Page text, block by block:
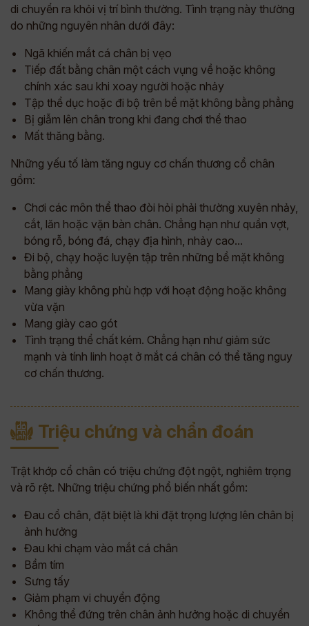
di chuyển ra khỏi vị trí bình thường. Tình trạng này thường
do những nguyên nhân dưới đây:
Ngã khiến mắt cá chân bị vẹo
Tiếp đất bằng chân một cách vụng về hoặc không
chính xác sau khi xoay người hoặc nhảy
Tập thể dục hoặc đi bộ trên bề mặt không bằng phẳng
Bị giẫm lên chân trong khi đang chơi thể thao
Mất thăng bằng.
Những yếu tố làm tăng nguy cơ chấn thương cổ chân
gồm:
Chơi các môn thể thao đòi hỏi phải thường xuyên nhảy,
cắt, lăn hoặc vặn bàn chân. Chẳng hạn như quần vợt,
bóng rỗ, bóng đá, chạy địa hình, nhảy cao...
Đi bộ, chạy hoặc luyện tập trên những bề mặt không
bằng phẳng
Mang giày không phù hợp với hoạt động hoặc không
vừa vặn
Mang giày cao gót
Tình trạng thể chất kém. Chẳng hạn như giảm sức
mạnh và tính linh hoạt ở mắt cá chân có thể tăng nguy
cơ chấn thương.
Triệu chứng và chẩn đoán
Trật khớp cổ chân có triệu chứng đột ngột, nghiêm trọng
và rõ rệt. Những triệu chứng phổ biến nhất gồm:
Đau cổ chân, đặt biệt là khi đặt trọng lượng lên chân bị
ảnh hưởng
Đau khi chạm vào mắt cá chân
Bầm tím
Sưng tấy
Giảm phạm vi chuyển động
Không thể đứng trên chân ảnh hưởng hoặc di chuyển